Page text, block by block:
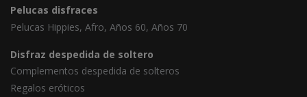
Pelucas disfraces
Pelucas Hippies, Afro, Años 60, Años 70
Disfraz despedida de soltero
Complementos despedida de solteros
Regalos eróticos